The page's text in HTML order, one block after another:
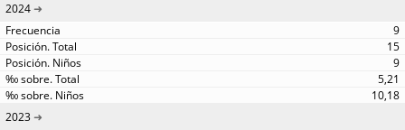
2024
9
15
9
5,21
10,18
2023